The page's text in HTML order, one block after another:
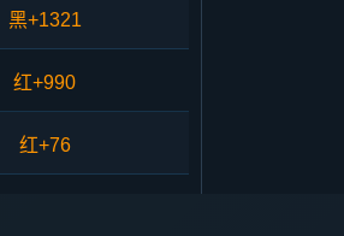
黑+1321
红+990
红+76